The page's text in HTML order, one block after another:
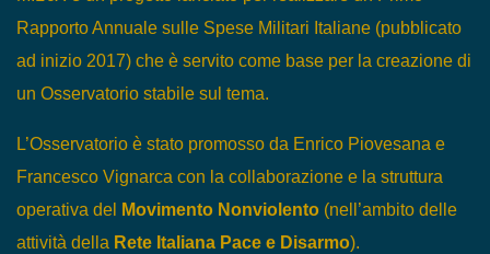
Rapporto Annuale sulle Spese Militari Italiane (pubblicato
ad inizio 2017) che è servito come base per la creazione di
un Osservatorio stabile sul tema.
L’Osservatorio è stato promosso da Enrico Piovesana e
Francesco Vignarca con la collaborazione e la struttura
operativa del
Movimento Nonviolento (nell’ambito delle
attività della Rete Italiana Pace e Disarmo).